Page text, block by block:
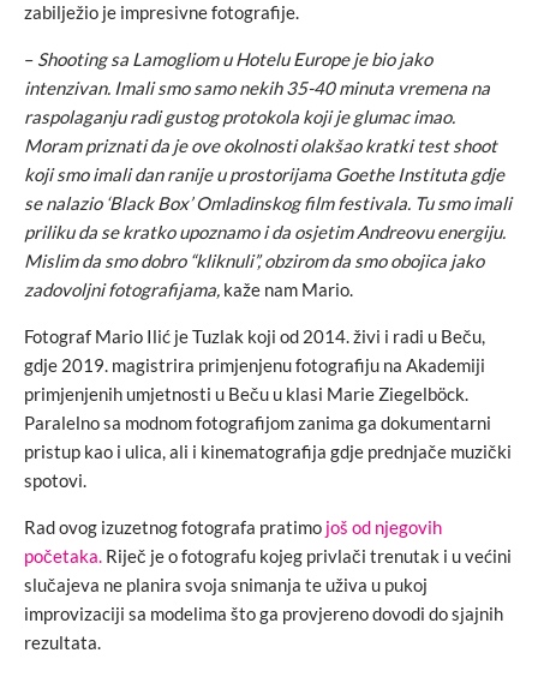
zabilježio je impresivne fotografije.
– Shooting sa Lamogliom u Hotelu Europe je bio jako
intenzivan. Imali smo samo nekih 35-40 minuta vremena na
raspolaganju radi gustog protokola koji je glumac imao.
Moram priznati da je ove okolnosti olakšao kratki test shoot
koji smo imali dan ranije u prostorijama Goethe Instituta gdje
se nalazio ‘Black Box’ Omladinskog film festivala. Tu smo imali
priliku da se kratko upoznamo i da osjetim Andreovu energiju.
Mislim da smo dobro “kliknuli”, obzirom da smo obojica jako
zadovoljni fotografijama, kaže nam Mario.
Fotograf Mario Ilić je Tuzlak koji od 2014. živi i radi u Beču,
gdje 2019. magistrira primjenjenu fotografiju na Akademiji
primjenjenih umjetnosti u Beču u klasi Marie Ziegelböck.
Paralelno sa modnom fotografijom zanima ga dokumentarni
pristup kao i ulica, ali i kinematografija gdje prednjače muzički
spotovi.
Rad ovog izuzetnog fotografa pratimo još od njegovih
početaka. Riječ je o fotografu kojeg privlači trenutak i u većini
slučajeva ne planira svoja snimanja te uživa u pukoj
improvizaciji sa modelima što ga provjereno dovodi do sjajnih
rezultata.